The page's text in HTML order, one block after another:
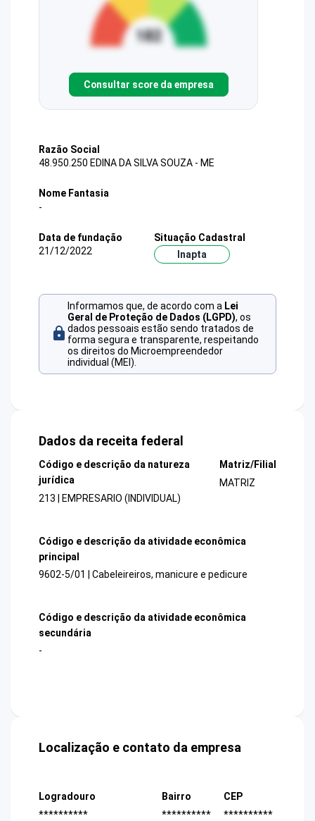
Consultar score da empresa
Razão Social
48.950.250 EDINA DA SILVA SOUZA - ME
Nome Fantasia
-
Data de fundação
21/12/2022
Situação Cadastral
Inapta
Informamos que, de acordo com a Lei
Geral de Proteção de Dados (LGPD), os
dados pessoais estão sendo tratados de
forma segura e transparente, respeitando
os direitos do Microempreendedor
individual (MEI).
Dados da receita federal
Código e descrição da natureza
jurídica
213 | EMPRESARIO (INDIVIDUAL)
Matriz/Filial
MATRIZ
Código e descrição da atividade econômica
principal
9602-5/01 | Cabeleireiros, manicure e pedicure
Código e descrição da atividade econômica
secundária
-
Localização e contato da empresa
Logradouro
**********
Bairro
**********
CEP
**********